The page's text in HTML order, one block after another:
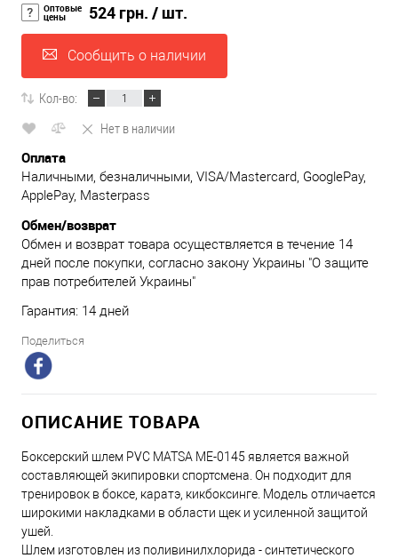
Оптовые
цены 524 грн. / шт.
Сообщить о наличии
Кол-во:
Нет в наличии
Оплата
Наличными, безналичными, VISA/Mastercard, GooglePay,
ApplePay, Masterpass
Обмен/возврат
Обмен и возврат товара осуществляется в течение 14
дней после покупки, согласно закону Украины "О защите
прав потребителей Украины"
Гарантия: 14 дней
Поделиться
ОПИСАНИЕ ТОВАРА
Боксерский шлем PVC MATSA ME-0145 является важной
составляющей экипировки спортсмена. Он подходит для
тренировок в боксе, каратэ, кикбоксинге. Модель отличается
широкими накладками в области щек и усиленной защитой
ушей.
Шлем изготовлен из поливинилхлорида - синтетического